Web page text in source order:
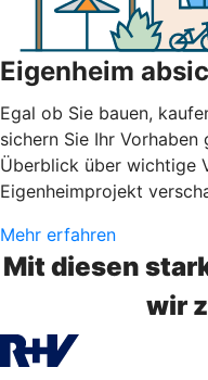
Eigenheim
Egal ob Sie bauen,
sichern Sie Ihr
Überblick über wichtige
Eigenheimprojekt
Mehr erfahren
Mit diesen
wir